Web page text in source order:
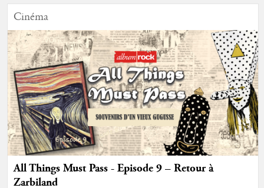
Cinéma
All Things Must Pass - Episode 9 – Retour à
Zarbiland